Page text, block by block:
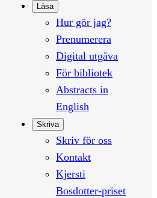
Läsa
Hur gör jag?
Prenumerera
Digital utgåva
För bibliotek
Abstracts in
English
Skriva
Skriv för oss
Kontakt
Kjersti
Bosdotter-priset